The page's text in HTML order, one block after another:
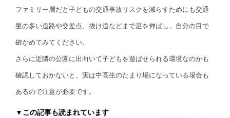
ファミリー層だと子どもの交通事故リスクを減らすためにも交通
量の多い道路や交差点、抜け道などまで足を伸ばし、自分の目で
確かめてみてください。
さらに近隣の公園に出向いて子どもを遊ばせられる環境なのかも
確認しておかないと、実は中高生のたまり場になっている場合も
あるので注意が必要です。
▼この記事も読まれています